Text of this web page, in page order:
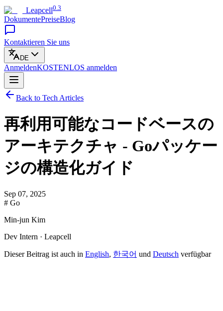
Leapcell0.3
DokumentePreiseBlog
Kontaktieren Sie uns
DE
AnmeldenKOSTENLOS anmelden
Back to Tech Articles
再利用可能なコードベースの
アーキテクチャ - Goパッケー
ジの構造化ガイド
Sep 07, 2025
# Go
Min-jun Kim
Dev Intern · Leapcell
Dieser Beitrag ist auch in English, 한국어 und Deutsch verfügbar